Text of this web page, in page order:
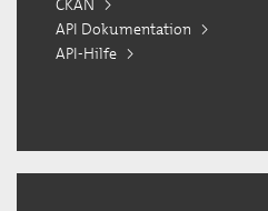
CKAN
API Dokumentation
API-Hilfe